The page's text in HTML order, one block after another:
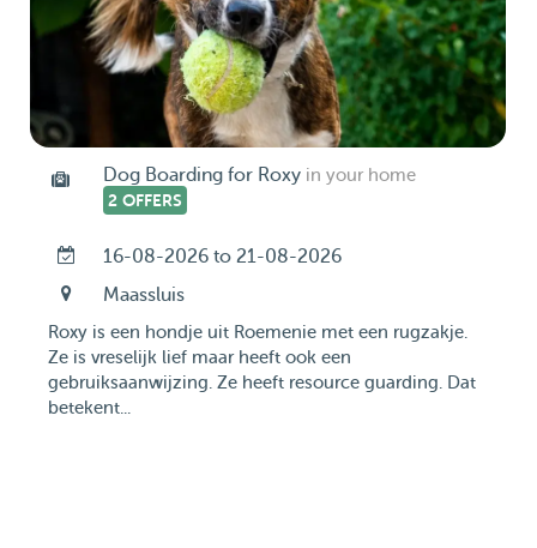
Dog Boarding for Roxy in your home
2 OFFERS
16-08-2026 to 21-08-2026
Maassluis
Roxy is een hondje uit Roemenie met een rugzakje.
Ze is vreselijk lief maar heeft ook een
gebruiksaanwijzing. Ze heeft resource guarding. Dat
betekent...